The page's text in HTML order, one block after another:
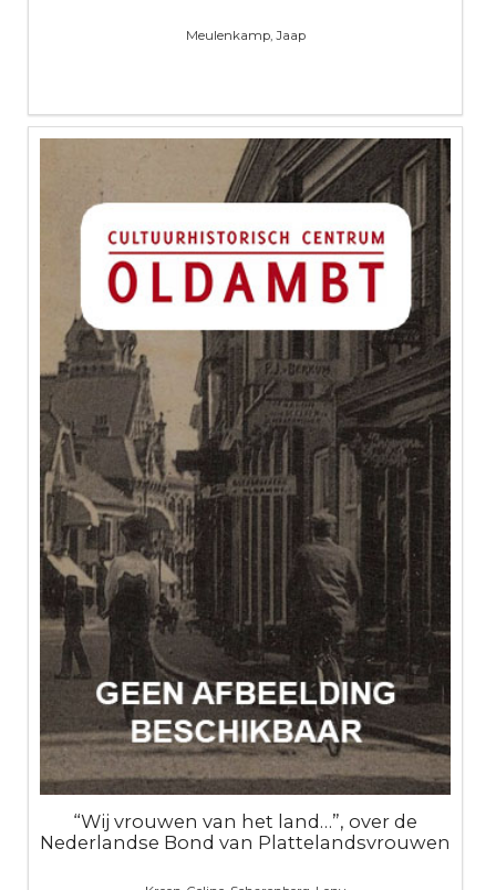
Meulenkamp, Jaap
“Wij vrouwen van het land…”, over de
Nederlandse Bond van Plattelandsvrouwen